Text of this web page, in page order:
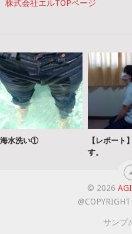
株式会社エルTOPページ
海水洗い①
【レポート
す。
© 2026
サンプ